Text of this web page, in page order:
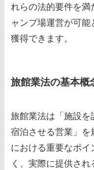
れらの法的要件を満
ャンプ場運営が可能
獲得できます。
旅館業法の基本概
旅館業法は「施設を
宿泊させる営業」を
における重要なポ
く、実際に提供さ